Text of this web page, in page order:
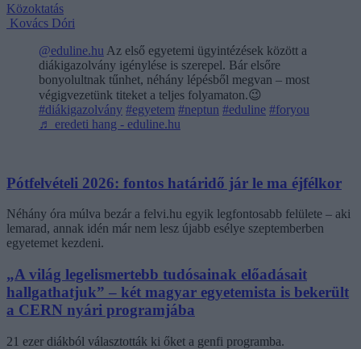
Közoktatás
Kovács Dóri
@eduline.hu Az első egyetemi ügyintézések között a
diákigazolvány igénylése is szerepel. Bár elsőre
bonyolultnak tűnhet, néhány lépésből megvan – most
végigvezetünk titeket a teljes folyamaton.😉
#diákigazolvány #egyetem #neptun #eduline #foryou
♬ eredeti hang - eduline.hu
Pótfelvételi 2026: fontos határidő jár le ma éjfélkor
Néhány óra múlva bezár a felvi.hu egyik legfontosabb felülete – aki
lemarad, annak idén már nem lesz újabb esélye szeptemberben
egyetemet kezdeni.
„A világ legelismertebb tudósainak előadásait
hallgathatjuk” – két magyar egyetemista is bekerült
a CERN nyári programjába
21 ezer diákból választották ki őket a genfi programba.